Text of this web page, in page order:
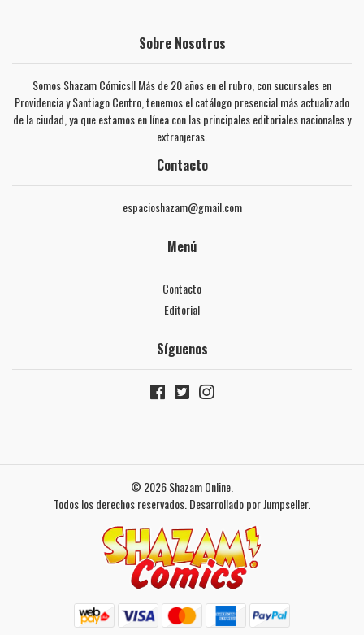
Sobre Nosotros
Somos Shazam Cómics!! Más de 20 años en el rubro, con sucursales en
Providencia y Santiago Centro, tenemos el catálogo presencial más actualizado
de la ciudad, ya que estamos en línea con las principales editoriales nacionales y
extranjeras.
Contacto
espacioshazam@gmail.com
Menú
Contacto
Editorial
Síguenos
© 2026 Shazam Online.
Todos los derechos reservados. Desarrollado por Jumpseller.